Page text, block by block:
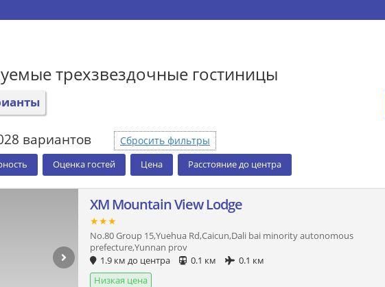
трехзвездочные гостиницы
вариантов
Сбросить фильтры
Оценка гостей Цена Расстояние до центра
XM Mountain View Lodge
★★★
No.80 Group 15,Yuehua Rd,Caicun,Dali bai minority autonomous
prefecture,Yunnan prov
1.9 км до центра
0.1 км
0.1 км
Низкая цена